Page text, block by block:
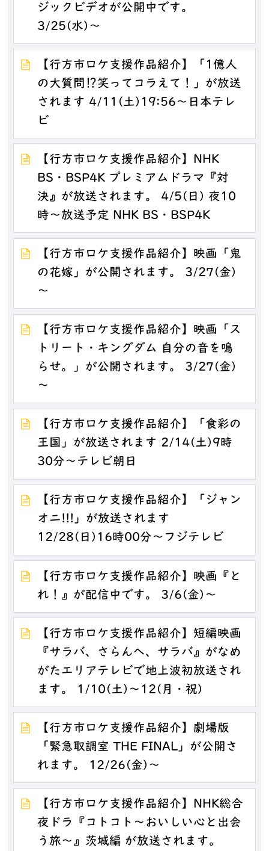
ジックビデオが公開中です。
3/25(水)～
【行方市ロケ支援作品紹介】「1億人
の大質問⁉笑ってコラえて！」が放送
されます 4/11(土)19:56～日本テレ
ビ
【行方市ロケ支援作品紹介】NHK
BS・BSP4K プレミアムドラマ『対
決』が放送されます。 4/5(日) 夜10
時～放送予定 NHK BS・BSP4K
【行方市ロケ支援作品紹介】映画「鬼
の花嫁」が公開されます。 3/27(金)
～
【行方市ロケ支援作品紹介】映画「ス
トリート・キングダム 自分の音を鳴
らせ。」が公開されます。 3/27(金)
～
【行方市ロケ支援作品紹介】「食彩の
王国」が放送されます 2/14(土)9時
30分～テレビ朝日
【行方市ロケ支援作品紹介】「ジャン
オニ!!!」が放送されます
12/28(日)16時00分～フジテレビ
【行方市ロケ支援作品紹介】映画『と
れ！』が配信中です。 3/6(金)～
【行方市ロケ支援作品紹介】短編映画
『サラバ、さらんへ、サラバ』がなめ
がたエリアテレビで地上波初放送され
ます。 1/10(土)～12(月・祝)
【行方市ロケ支援作品紹介】劇場版
「緊急取調室 THE FINAL」が公開さ
れます。 12/26(金)～
【行方市ロケ支援作品紹介】NHK総合
夜ドラ『コトコト～おいしい心と出会
う旅～』茨城編 が放送されます。